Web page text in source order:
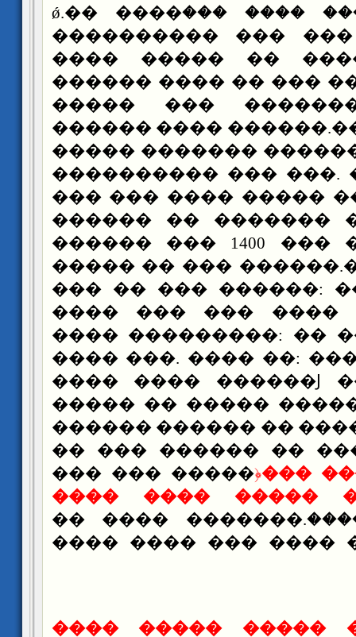
��� ���� ���� ���� ���ǿ.�� ����
���������� ���
���� ����� ��
������ ���� �� ���
����� ���
������ ����
����� �������
���������� ��� ���.
��� ��� ���� �����
������ �� �������
������ ��� 1400 ���
����� �� ���
��� �� ��� ������:
���� ��� ��� ����
���� ���������: ��
���� ���. ���� ��:
���� ���� ������Ϳ
����� �� �����
������ ������ ��
�� ��� ������ ��
��� ��� �����﴿���
���� ���� �����
������������:166).������� ���� ��
������ ���� ����
���� ����� �����